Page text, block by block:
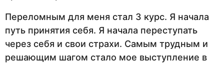
Переломным для меня стал 3 курс. Я начала
путь принятия себя. Я начала переступать
через себя и свои страхи. Самым трудным и
решающим шагом стало мое выступление в